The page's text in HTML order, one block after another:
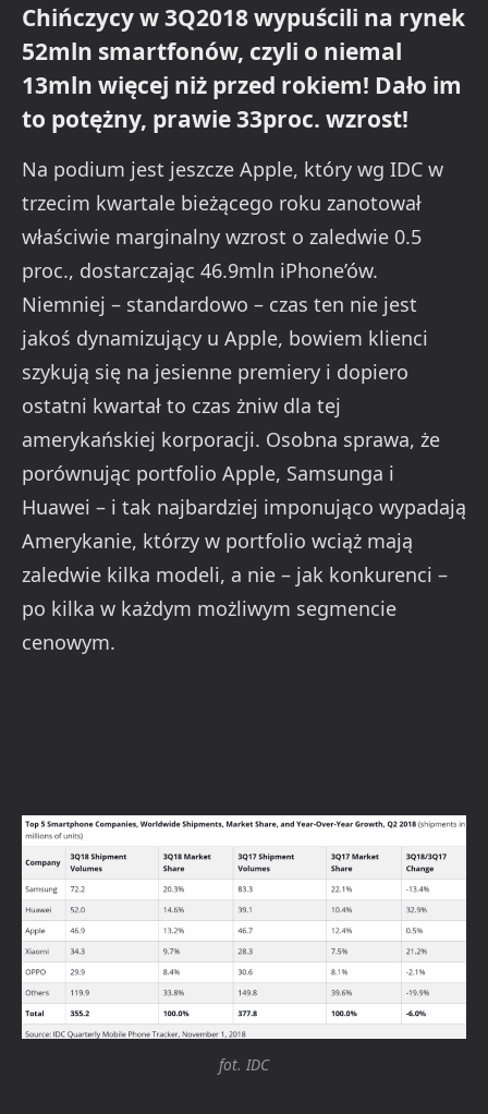
Chińczycy w 3Q2018 wypuścili na rynek
52mln smartfonów, czyli o niemal
13mln więcej niż przed rokiem! Dało im
to potężny, prawie 33proc. wzrost!
Na podium jest jeszcze Apple, który wg IDC w
trzecim kwartale bieżącego roku zanotował
właściwie marginalny wzrost o zaledwie 0.5
proc., dostarczając 46.9mln iPhone’ów.
Niemniej – standardowo – czas ten nie jest
jakoś dynamizujący u Apple, bowiem klienci
szykują się na jesienne premiery i dopiero
ostatni kwartał to czas żniw dla tej
amerykańskiej korporacji. Osobna sprawa, że
porównując portfolio Apple, Samsunga i
Huawei – i tak najbardziej imponująco wypadają
Amerykanie, którzy w portfolio wciąż mają
zaledwie kilka modeli, a nie – jak konkurenci –
po kilka w każdym możliwym segmencie
cenowym.
fot. IDC